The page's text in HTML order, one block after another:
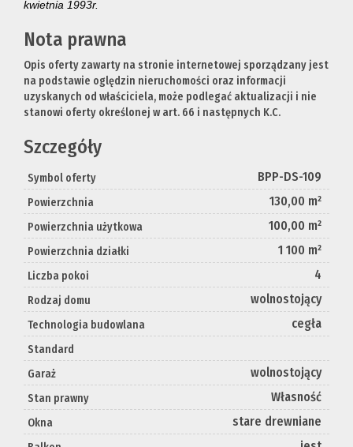
kwietnia 1993r.
Nota prawna
Opis oferty zawarty na stronie internetowej sporządzany jest
na podstawie oględzin nieruchomości oraz informacji
uzyskanych od właściciela, może podlegać aktualizacji i nie
stanowi oferty określonej w art. 66 i następnych K.C.
Szczegóły
Symbol oferty BPP-DS-109
Powierzchnia 130,00 m²
Powierzchnia użytkowa 100,00 m²
Powierzchnia działki 1 100 m²
Liczba pokoi 4
Rodzaj domu wolnostojący
Technologia budowlana cegła
Standard
Garaż
wolnostojący
Stan prawny Własność
Okna stare drewniane